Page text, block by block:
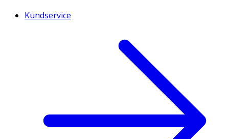
Kundservice